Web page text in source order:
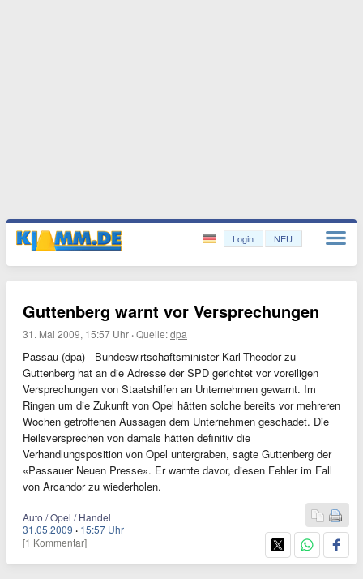
Login NEU
Guttenberg warnt vor Versprechungen
31. Mai 2009, 15:57 Uhr ·Quelle:dpa
Passau (dpa) - Bundeswirtschaftsminister Karl-Theodor zu
Guttenberg hat an die Adresse der SPD gerichtet vor voreiligen
Versprechungen von Staatshilfen an Unternehmen gewarnt. Im
Ringen um die Zukunft von Opel hätten solche bereits vor mehreren
Wochen getroffenen Aussagen dem Unternehmen geschadet. Die
Heilsversprechen von damals hätten definitiv die
Verhandlungsposition von Opel untergraben, sagte Guttenberg der
«Passauer Neuen Presse». Er warnte davor, diesen Fehler im Fall
von Arcandor zu wiederholen.
Auto / Opel / Handel
31.05.2009 · 15:57 Uhr
[1 Kommentar]